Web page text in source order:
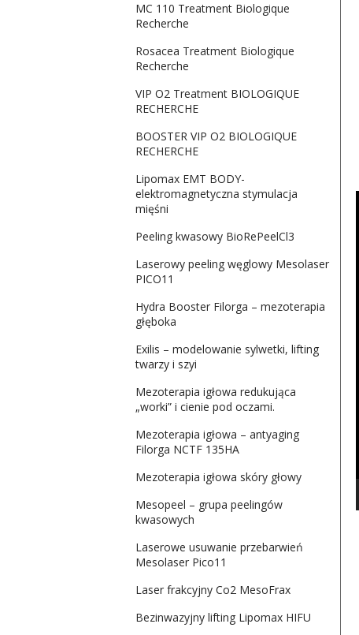
MC 110 Treatment Biologique
Recherche
Rosacea Treatment Biologique
Recherche
VIP O2 Treatment BIOLOGIQUE
RECHERCHE
BOOSTER VIP O2 BIOLOGIQUE
RECHERCHE
Lipomax EMT BODY-
elektromagnetyczna stymulacja
mięśni
Peeling kwasowy BioRePeelCl3
Laserowy peeling węglowy Mesolaser
PICO11
Hydra Booster Filorga – mezoterapia
głęboka
Exilis – modelowanie sylwetki, lifting
twarzy i szyi
Mezoterapia igłowa redukująca
„worki” i cienie pod oczami.
Mezoterapia igłowa – antyaging
Filorga NCTF 135HA
Mezoterapia igłowa skóry głowy
Mesopeel – grupa peelingów
kwasowych
Laserowe usuwanie przebarwień
Mesolaser Pico11
Laser frakcyjny Co2 MesoFrax
Bezinwazyjny lifting Lipomax HIFU